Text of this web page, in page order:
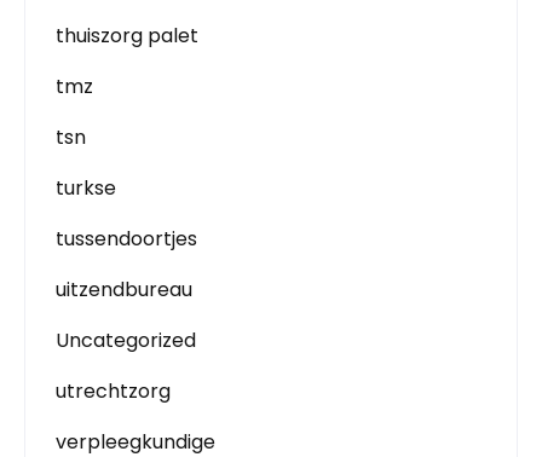
thuiszorg palet
tmz
tsn
turkse
tussendoortjes
uitzendbureau
Uncategorized
utrechtzorg
verpleegkundige